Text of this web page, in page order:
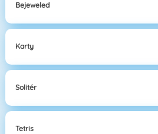
Bejeweled
Karty
Solitér
Tetris